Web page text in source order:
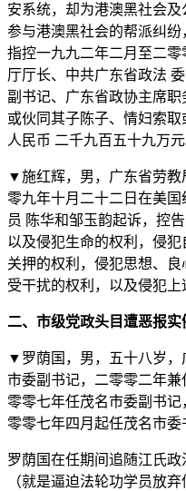
安系统，却为港澳黑社会
参与港澳黑社会的帮派纠
指控一九九二年二月至二
厅厅长、中共广东省政法
副书记、广东省政协主席
或伙同其子陈子、情妇索
人民币 二千九百五十九万元
▼施红辉，男，广东省劳教
零九年十月二十二日在美
员 陈华和邹玉韵起诉，控
以及侵犯生命的权利，侵
关押的权利，侵犯思想、
受干扰的权利，以及侵犯上
二、市级党政头目遭恶报实
▼罗荫国，男，五十八岁，
市委副书记，二零零二年
零零七年任茂名市委副书
零零七年四月起任茂名市委
罗荫国在任期间追随江氏
（就是逼迫法轮功学员放